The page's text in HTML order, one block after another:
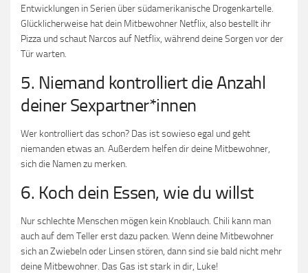
Entwicklungen in Serien über südamerikanische Drogenkartelle.
Glücklicherweise hat dein Mitbewohner Netflix, also bestellt ihr
Pizza und schaut Narcos auf Netflix, während deine Sorgen vor der
Tür warten.
5. Niemand kontrolliert die Anzahl
deiner Sexpartner*innen
Wer kontrolliert das schon? Das ist sowieso egal und geht
niemanden etwas an. Außerdem helfen dir deine Mitbewohner,
sich die Namen zu merken.
6. Koch dein Essen, wie du willst
Nur schlechte Menschen mögen kein Knoblauch. Chili kann man
auch auf dem Teller erst dazu packen. Wenn deine Mitbewohner
sich an Zwiebeln oder Linsen stören, dann sind sie bald nicht mehr
deine Mitbewohner. Das Gas ist stark in dir, Luke!